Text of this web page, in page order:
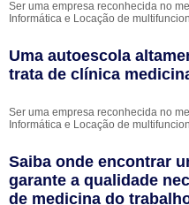
Ser uma empresa reconhecida no
Informática e Locação de
Uma autoescola
trata de clínica
Ser uma empresa reconhecida no
Informática e Locação de
Saiba onde encontrar
garante a qualidade
de medicina do